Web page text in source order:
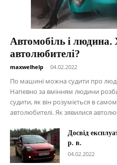
Автомобіль і людина.
автолюбителі?
maxwelhelp - 04.02.2022
По машині можна судити про
Напевно за вмінням людини
судити, як він розуміється в
автолюбителі. Як зявилися
Досвід
р. в.
04.02.2022